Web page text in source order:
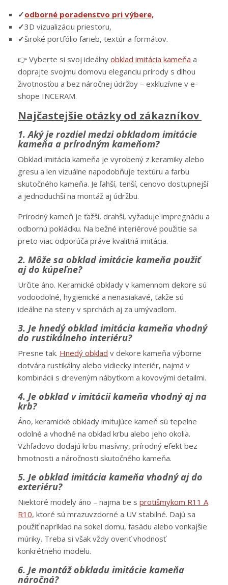
✓odborné poradenstvo pri výbere,
✓3D vizualizáciu priestoru,
✓široké portfólio farieb, textúr a formátov.
👉 Vyberte si svoj ideálny obklad imitácia kameňa a
doprajte svojmu domovu eleganciu prírody s dlhou
životnosťou a bez náročnej údržby – exkluzívne v e-
shope INCERAM.
Najčastejšie otázky od zákazníkov
1. Aký je rozdiel medzi obkladom imitácie
kameňa a prírodným kameňom?
Obklad imitácia kameňa je vyrobený z keramiky alebo
gresu a len vizuálne napodobňuje textúru a farbu
skutočného kameňa. Je ľahší, tenší, cenovo dostupnejší
a jednoduchší na montáž aj údržbu.
Prírodný kameň je ťažší, drahší, vyžaduje impregnáciu a
odbornú pokládku. Na bežné interiérové použitie sa
preto viac odporúča práve kvalitná imitácia.
2. Môže sa obklad imitácie kameňa použiť
aj do kúpeľne?
Určite áno. Keramické obklady v kamennom dekore sú
vodoodolné, hygienické a nenasiakavé, takže sú
ideálne na steny v sprchách aj za umývadlom.
3. Je hnedý obklad imitácia kameňa vhodný
do rustikálneho interiéru?
Presne tak. Hnedý obklad v dekore kameňa výborne
dotvára rustikálny alebo vidiecky interiér, najmä v
kombinácii s dreveným nábytkom a kovovými detailmi.
4. Je obklad v imitácii kameňa vhodný aj na
krb?
Áno, keramické obklady imitujúce kameň sú tepelne
odolné a vhodné na obklad krbu alebo jeho okolia.
Vzhľadovo dodajú krbu masívny, prírodný efekt bez
hmotnosti a náročnosti skutočného kameňa.
5. Je obklad imitácia kameňa vhodný aj do
exteriéru?
Niektoré modely áno – najmä tie s protišmykom R11 A
R10, ktoré sú mrazuvzdorné a UV stabilné. Dajú sa
použiť napríklad na sokel domu, fasádu alebo vonkajšie
múriky. Treba si však vždy overiť vhodnosť
konkrétneho modelu.
6. Je montáž obkladu imitácie kameňa
náročná?